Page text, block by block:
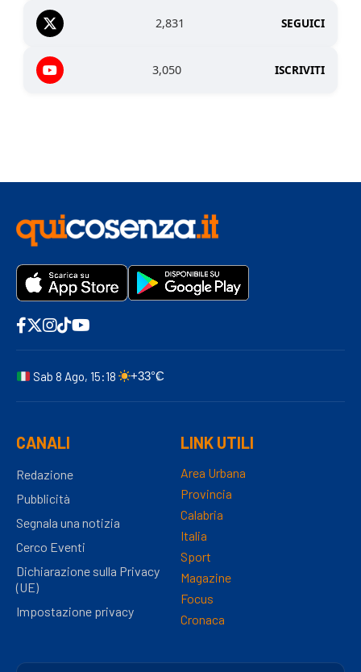
2,831 SEGUICI
3,050 ISCRIVITI
Sab 8 Ago, 15:18 +33°C
CANALI
Redazione
Pubblicità
Segnala una notizia
Cerco Eventi
Dichiarazione sulla Privacy
(UE)
Impostazione privacy
LINK UTILI
Area Urbana
Provincia
Calabria
Italia
Sport
Magazine
Focus
Cronaca